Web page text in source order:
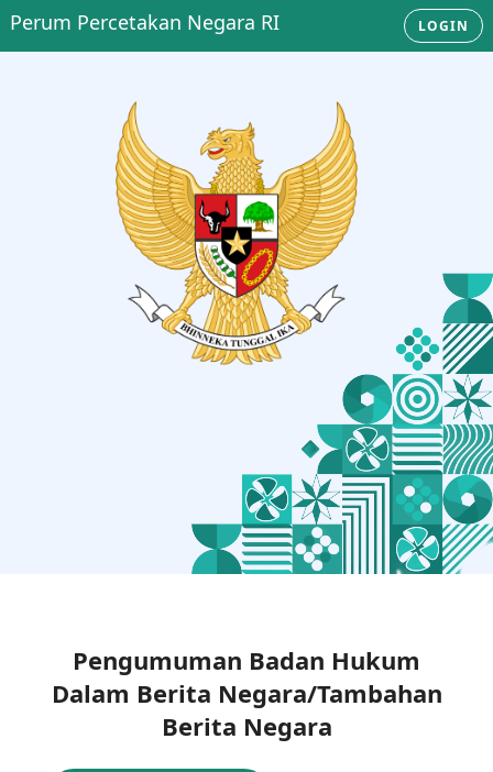
Perum Percetakan Negara RI LOGIN
Pengumuman Badan Hukum
Dalam Berita Negara/Tambahan
Berita Negara